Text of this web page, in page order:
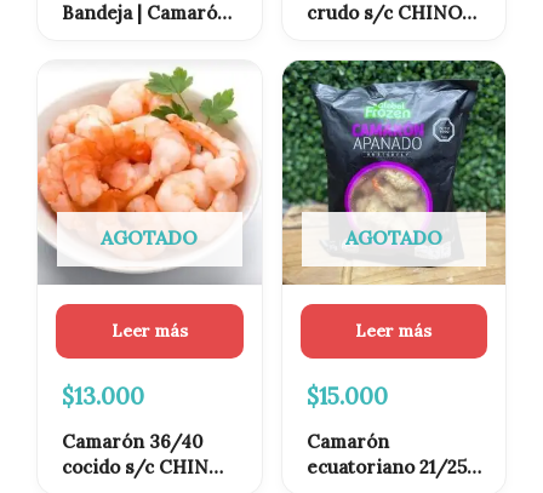
Bandeja | Camarón
crudo s/c CHINO
AGOTADO
Leer más
$13.000
Camarón 36/40
cocido s/c CHINO
AGOTADO
Leer más
$15.000
Camarón
ecuatoriano 21/25